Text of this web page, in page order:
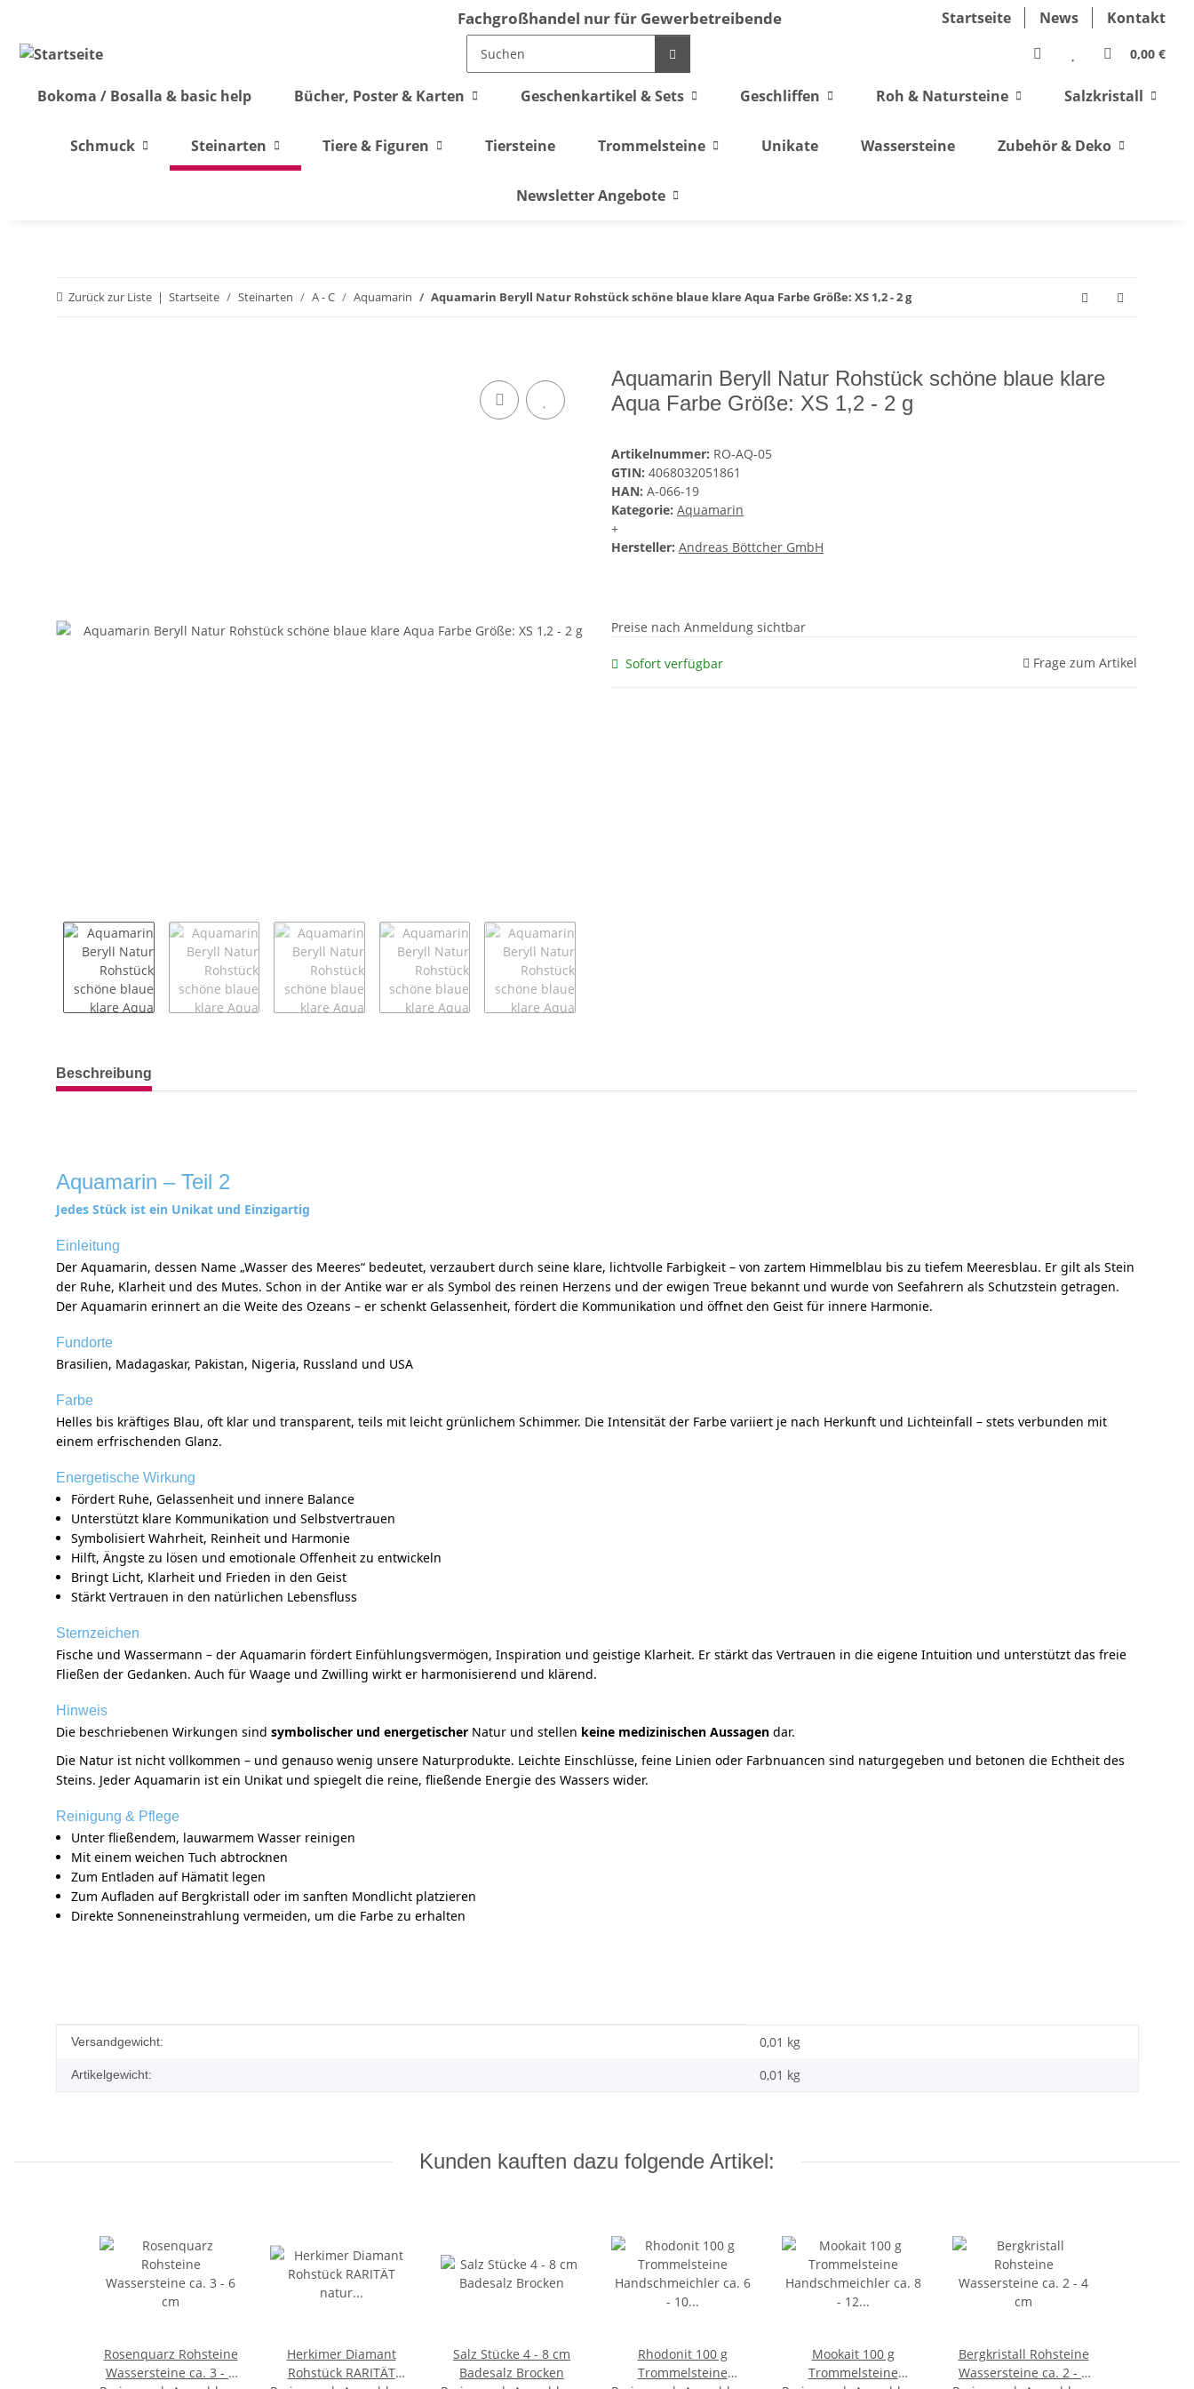
Fachgroßhandel nur für Gewerbetreibende Startseite News Kontakt
0,00 €
Bokoma / Bosalla & basic help Bücher, Poster & Karten Geschenkartikel & Sets Geschliffen Roh & Natursteine Salzkristall
Schmuck Steinarten Tiere & Figuren Tiersteine Trommelsteine Unikate Wassersteine Zubehör & Deko
Newsletter Angebote
Zurück zur Liste Startseite Steinarten A - C Aquamarin Aquamarin Beryll Natur Rohstück schöne blaue klare Aqua Farbe Größe: XS 1,2 - 2 g
Aquamarin Beryll Natur Rohstück schöne blaue klare
Aqua Farbe Größe: XS 1,2 - 2 g
Artikelnummer: RO-AQ-05
GTIN: 4068032051861
HAN: A-066-19
Kategorie: Aquamarin
+
Hersteller: Andreas Böttcher GmbH
Preise nach Anmeldung sichtbar
Sofort verfügbar Frage zum Artikel
weitere Registerkarten anzeigen
Beschreibung
Aquamarin – Teil 2
Jedes Stück ist ein Unikat und Einzigartig
Einleitung
Der Aquamarin, dessen Name „Wasser des Meeres“ bedeutet, verzaubert durch seine klare, lichtvolle Farbigkeit – von zartem Himmelblau bis zu tiefem Meeresblau. Er gilt als Stein
der Ruhe, Klarheit und des Mutes. Schon in der Antike war er als Symbol des reinen Herzens und der ewigen Treue bekannt und wurde von Seefahrern als Schutzstein getragen.
Der Aquamarin erinnert an die Weite des Ozeans – er schenkt Gelassenheit, fördert die Kommunikation und öffnet den Geist für innere Harmonie.
Fundorte
Brasilien, Madagaskar, Pakistan, Nigeria, Russland und USA
Farbe
Helles bis kräftiges Blau, oft klar und transparent, teils mit leicht grünlichem Schimmer. Die Intensität der Farbe variiert je nach Herkunft und Lichteinfall – stets verbunden mit
einem erfrischenden Glanz.
Energetische Wirkung
Fördert Ruhe, Gelassenheit und innere Balance
Unterstützt klare Kommunikation und Selbstvertrauen
Symbolisiert Wahrheit, Reinheit und Harmonie
Hilft, Ängste zu lösen und emotionale Offenheit zu entwickeln
Bringt Licht, Klarheit und Frieden in den Geist
Stärkt Vertrauen in den natürlichen Lebensfluss
Sternzeichen
Fische und Wassermann – der Aquamarin fördert Einfühlungsvermögen, Inspiration und geistige Klarheit. Er stärkt das Vertrauen in die eigene Intuition und unterstützt das freie
Fließen der Gedanken. Auch für Waage und Zwilling wirkt er harmonisierend und klärend.
Hinweis
Die beschriebenen Wirkungen sind symbolischer und energetischer Natur und stellen keine medizinischen Aussagen dar.
Die Natur ist nicht vollkommen – und genauso wenig unsere Naturprodukte. Leichte Einschlüsse, feine Linien oder Farbnuancen sind naturgegeben und betonen die Echtheit des
Steins. Jeder Aquamarin ist ein Unikat und spiegelt die reine, fließende Energie des Wassers wider.
Reinigung & Pflege
Unter fließendem, lauwarmem Wasser reinigen
Mit einem weichen Tuch abtrocknen
Zum Entladen auf Hämatit legen
Zum Aufladen auf Bergkristall oder im sanften Mondlicht platzieren
Direkte Sonneneinstrahlung vermeiden, um die Farbe zu erhalten
Produkteigenschaft
Wert
Versandgewicht: 0,01 kg
Artikelgewicht: 0,01 kg
Kunden kauften dazu folgende Artikel:
Rosenquarz Rohsteine
Wassersteine ca. 3 - 6
Herkimer Diamant
Rohstück RARITÄT
Salz Stücke 4 - 8 cm
Badesalz Brocken
Rhodonit 100 g
Trommelsteine
Mookait 100 g
Trommelsteine
Bergkristall Rohsteine
Wassersteine ca. 2 - 4